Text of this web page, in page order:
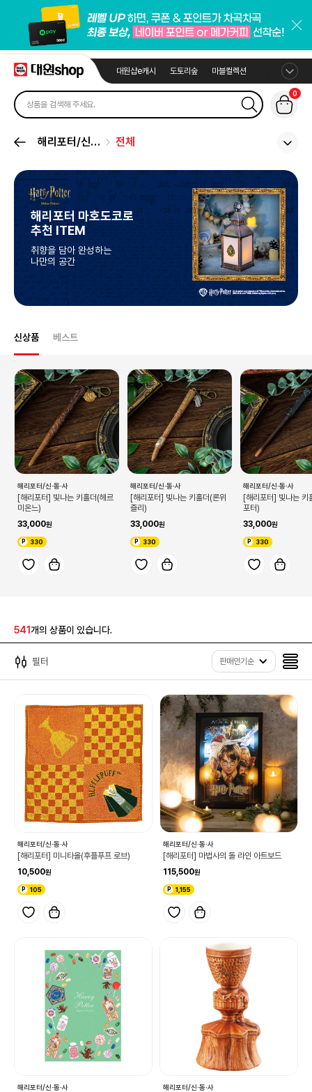
대원샵e캐시 도토리숲 마블컬렉션
0
해리포터/신·
전체
해리포터 마호도코로
추천 ITEM
취향을 담아 완성하는
나만의 공간
신상품 베스트
해리포터/신·동·사
[해리포터] 빛나는 키홀더(헤르
미온느)
33,000
330
해리포터/신·동·사
[해리포터] 빛나는 키홀더(론위
즐리)
33,000
330
해리포터/신·동·사
[해리포터] 빛나는 키
포터)
33,000
330
541개의 상품이 있습니다.
필터 판매인기순
해리포터/신·동·사
[해리포터] 미니타올(후플푸프 로브)
10,500
105
해리포터/신·동·사
[해리포터] 마법사의 돌 라인 아트보드
115,500
1,155
해리포터/신·동·사 해리포터/신·동·사